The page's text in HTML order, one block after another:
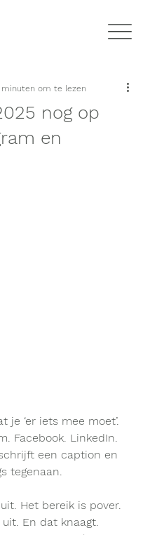
nog op
en
minuten om te lezen
je ‘er iets mee moet’.
Facebook. LinkedIn.
een caption en
tegenaan.
Het bereik is pover.
En dat knaagt.